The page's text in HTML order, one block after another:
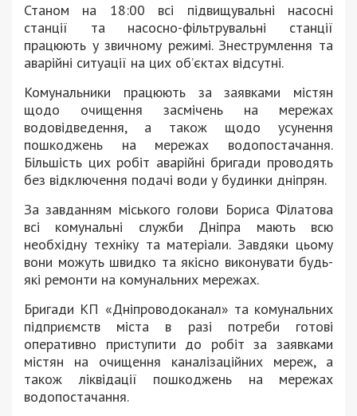
Станом на 18:00 всі підвищувальні насосні
станції та насосно-фільтрувальні станції
працюють у звичному режимі. Знеструмлення та
аварійні ситуації на цих об’єктах відсутні.
Комунальники працюють за заявками містян
щодо очищення засмічень на мережах
водовідведення, а також щодо усунення
пошкоджень на мережах водопостачання.
Більшість цих робіт аварійні бригади проводять
без відключення подачі води у будинки дніпрян.
За завданням міського голови Бориса Філатова
всі комунальні служби Дніпра мають всю
необхідну техніку та матеріали. Завдяки цьому
вони можуть швидко та якісно виконувати будь-
які ремонти на комунальних мережах.
Бригади КП «Дніпроводоканал» та комунальних
підприємств міста в разі потреби готові
оперативно приступити до робіт за заявками
містян на очищення каналізаційних мереж, а
також ліквідації пошкоджень на мережах
водопостачання.